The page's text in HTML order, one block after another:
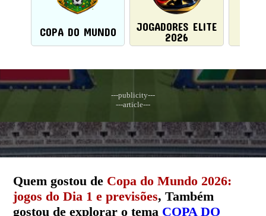
COPA DO MUNDO
JOGADORES ELITE
2026
---publicity---
---article---
Quem gostou de Copa do Mundo 2026:
jogos do Dia 1 e previsões, Também
gostou de explorar o tema COPA DO